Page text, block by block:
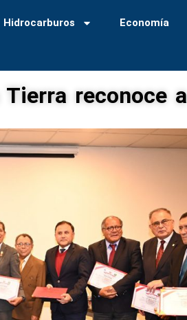
Hidrocarburos Economía
reconoce